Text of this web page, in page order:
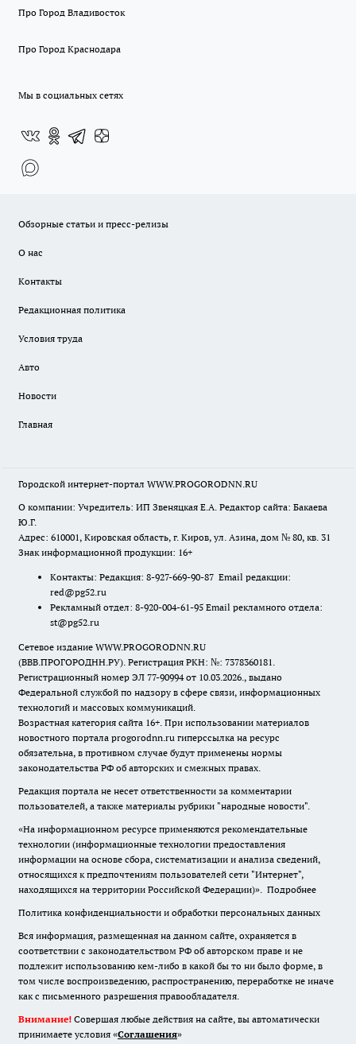
Про Город Владивосток
Про Город Краснодара
Мы в социальных сетях
Обзорные статьи и пресс-релизы
О нас
Контакты
Редакционная политика
Условия труда
Авто
Новости
Главная
Городской интернет-портал WWW.PROGORODNN.RU
О компании: Учредитель: ИП Звеняцкая Е.А. Редактор сайта: Бакаева
Ю.Г.
Адрес: 610001, Кировская область, г. Киров, ул. Азина, дом № 80, кв. 31
Знак информационной продукции: 16+
Контакты: Редакция: 8-927-669-90-87 Email редакции:
red@pg52.ru
Рекламный отдел: 8-920-004-61-95 Email рекламного отдела:
st@pg52.ru
Сетевое издание WWW.PROGORODNN.RU
(ВВВ.ПРОГОРОДНН.РУ). Регистрация РКН: №: 7378360181.
Регистрационный номер ЭЛ 77-90994 от 10.03.2026., выдано
Федеральной службой по надзору в сфере связи, информационных
технологий и массовых коммуникаций.
Возрастная категория сайта 16+. При использовании материалов
новостного портала progorodnn.ru гиперссылка на ресурс
обязательна, в противном случае будут применены нормы
законодательства РФ об авторских и смежных правах.
Редакция портала не несет ответственности за комментарии
пользователей, а также материалы рубрики "народные новости".
«На информационном ресурсе применяются рекомендательные
технологии (информационные технологии предоставления
информации на основе сбора, систематизации и анализа сведений,
относящихся к предпочтениям пользователей сети "Интернет",
находящихся на территории Российской Федерации)». Подробнее
Политика конфиденциальности и обработки персональных данных
Вся информация, размещенная на данном сайте, охраняется в
соответствии с законодательством РФ об авторском праве и не
подлежит использованию кем-либо в какой бы то ни было форме, в
том числе воспроизведению, распространению, переработке не иначе
как с письменного разрешения правообладателя.
Внимание! Совершая любые действия на сайте, вы автоматически
принимаете условия «Cоглашения»